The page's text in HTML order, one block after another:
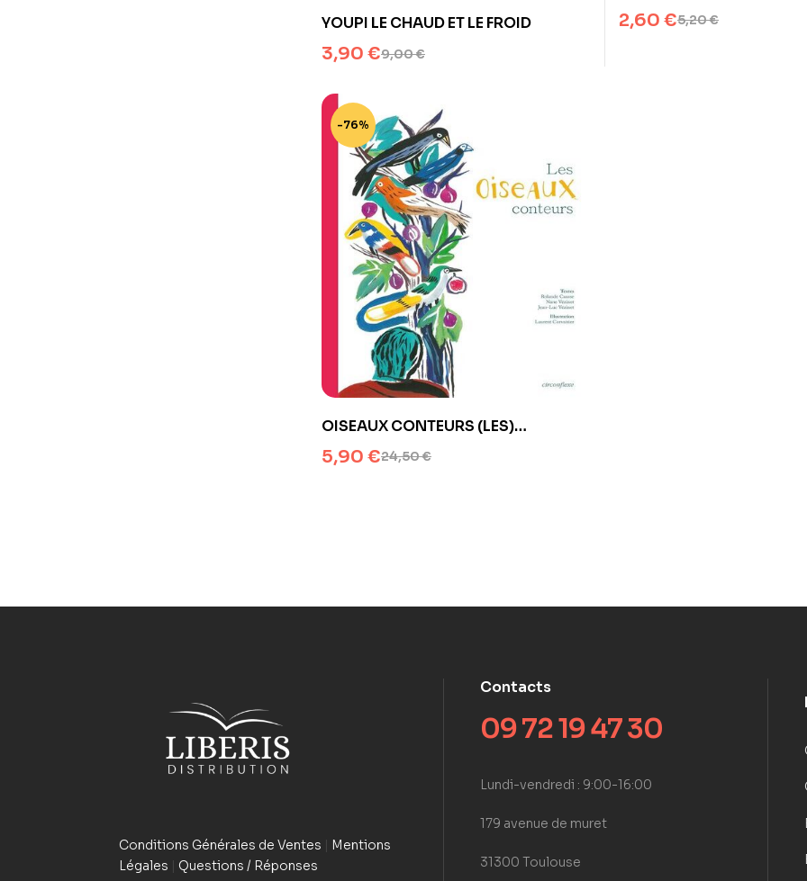
YOUPI LE CHAUD ET LE FROID
9,00€
3,90 €
5,20€
2,60 €
-76%
OISEAUX CONTEURS (LES)
[02/11/2015]
24,50€
5,90 €
Conditions Générales de Ventes | Mentions
Légales | Questions / Réponses
Contacts
09 72 19 47 30
Lundi-vendredi : 9:00-16:00
179 avenue de muret
31300 Toulouse